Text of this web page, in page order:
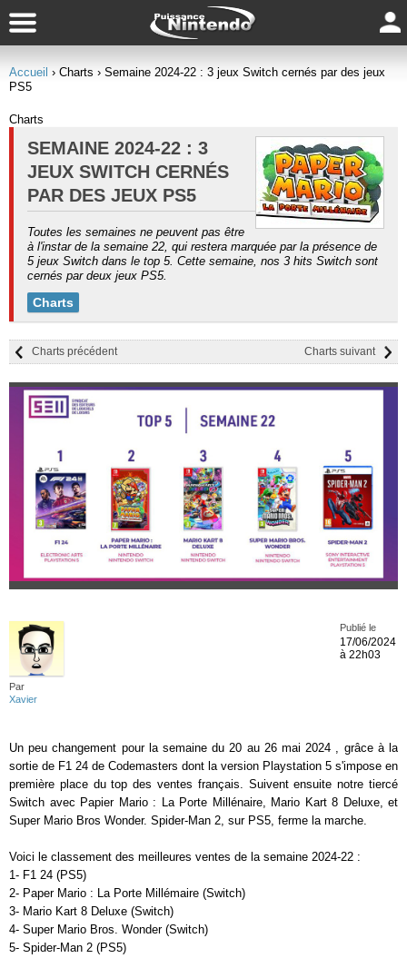
Accueil › Charts › Semaine 2024-22 : 3 jeux Switch cernés par des jeux
PS5
Charts
SEMAINE 2024-22 : 3
JEUX SWITCH CERNÉS
PAR DES JEUX PS5
Toutes les semaines ne peuvent pas être
à l'instar de la semaine 22, qui restera marquée par la présence de
5 jeux Switch dans le top 5. Cette semaine, nos 3 hits Switch sont
cernés par deux jeux PS5.
Charts
Charts suivant
Charts précédent
Par
Xavier
Publié le
17/06/2024
à 22h03
Un peu changement pour la semaine du 20 au 26 mai 2024 , grâce à la
sortie de F1 24 de Codemasters dont la version Playstation 5 s'impose en
première place du top des ventes français. Suivent ensuite notre tiercé
Switch avec Papier Mario : La Porte Millénaire, Mario Kart 8 Deluxe, et
Super Mario Bros Wonder. Spider-Man 2, sur PS5, ferme la marche.
Voici le classement des meilleures ventes de la semaine 2024-22 :
1- F1 24 (PS5)
2- Paper Mario : La Porte Millémaire (Switch)
3- Mario Kart 8 Deluxe (Switch)
4- Super Mario Bros. Wonder (Switch)
5- Spider-Man 2 (PS5)